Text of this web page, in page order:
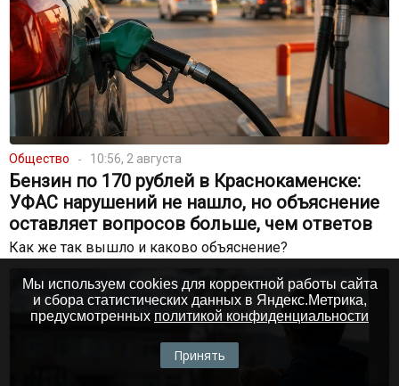
Общество 10:56, 2 августа
Бензин по 170 рублей в Краснокаменске:
УФАС нарушений не нашло, но объяснение
оставляет вопросов больше, чем ответов
Как же так вышло и каково объяснение?
Мы используем cookies для корректной работы сайта
и сбора статистических данных в Яндекс.Метрика,
предусмотренных политикой конфиденциальности
Принять